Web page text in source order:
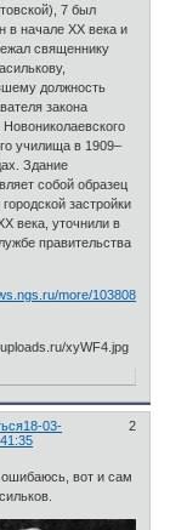
7 был
в начале ХХ века и
священнику
должность
закона
Новониколаевского
училища в 1909–
Здание
собой образец
застройки
века, уточнили в
правительства
more/1038087/
2
18-03-
вот и сам